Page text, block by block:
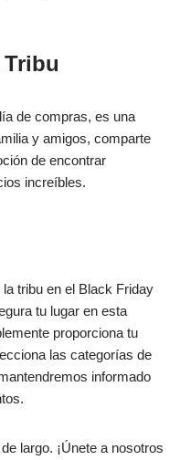
de compras, es una
y amigos, comparte
de encontrar
increíbles.
tribu en el Black Friday
tu lugar en esta
proporciona tu
las categorías de
informado
largo. ¡Únete a nosotros